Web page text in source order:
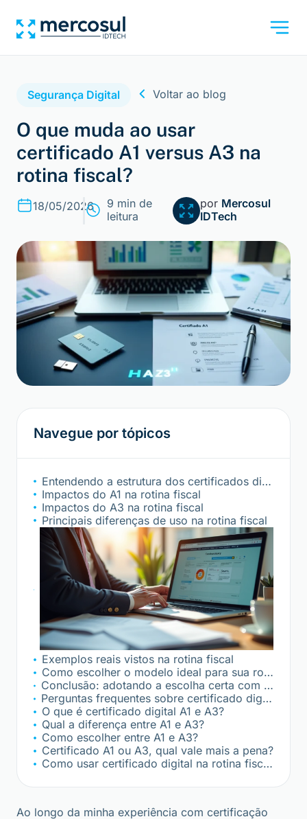
Segurança Digital Voltar ao blog
O que muda ao usar
certificado A1 versus A3 na
rotina fiscal?
por Mercosul
IDTech
18/05/2026
9 min de
leitura
Navegue por tópicos
Entendendo a estrutura dos certificados digitais
Impactos do A1 na rotina fiscal
Impactos do A3 na rotina fiscal
Principais diferenças de uso na rotina fiscal
Exemplos reais vistos na rotina fiscal
Como escolher o modelo ideal para sua rotina?
Conclusão: adotando a escolha certa com apoio da Mercosul
Perguntas frequentes sobre certificado digital A1 e A3
O que é certificado digital A1 e A3?
Qual a diferença entre A1 e A3?
Como escolher entre A1 e A3?
Certificado A1 ou A3, qual vale mais a pena?
Como usar certificado digital na rotina fiscal?
Ao longo da minha experiência com certificação